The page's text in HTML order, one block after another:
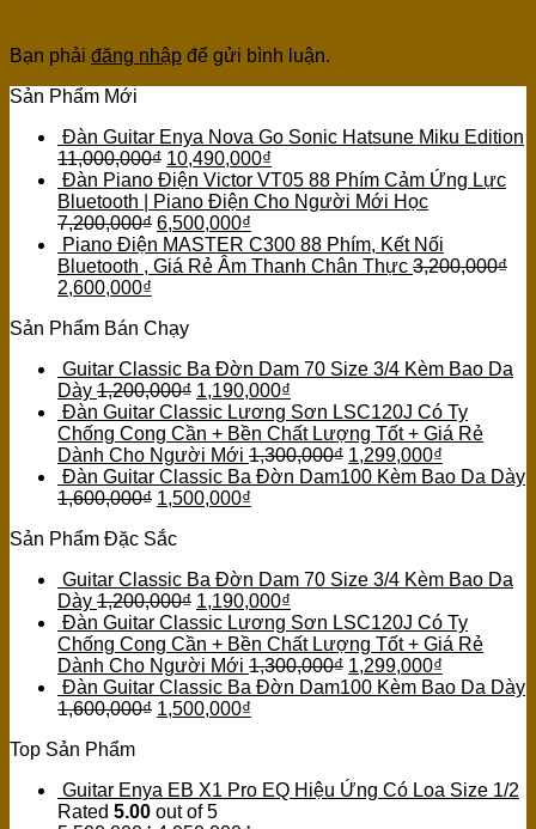
Bạn phải đăng nhập để gửi bình luận.
Sản Phẩm Mới
Đàn Guitar Enya Nova Go Sonic Hatsune Miku Edition
11,000,000₫ 10,490,000₫
Đàn Piano Điện Victor VT05 88 Phím Cảm Ứng Lực
Bluetooth | Piano Điện Cho Người Mới Học
7,200,000₫ 6,500,000₫
Piano Điện MASTER C300 88 Phím, Kết Nối
Bluetooth , Giá Rẻ Âm Thanh Chân Thực 3,200,000₫
2,600,000₫
Sản Phẩm Bán Chạy
Guitar Classic Ba Đờn Dam 70 Size 3/4 Kèm Bao Da
Dày 1,200,000₫ 1,190,000₫
Đàn Guitar Classic Lương Sơn LSC120J Có Ty
Chống Cong Cần + Bền Chất Lượng Tốt + Giá Rẻ
Dành Cho Người Mới 1,300,000₫ 1,299,000₫
Đàn Guitar Classic Ba Đờn Dam100 Kèm Bao Da Dày
1,600,000₫ 1,500,000₫
Sản Phẩm Đặc Sắc
Guitar Classic Ba Đờn Dam 70 Size 3/4 Kèm Bao Da
Dày 1,200,000₫ 1,190,000₫
Đàn Guitar Classic Lương Sơn LSC120J Có Ty
Chống Cong Cần + Bền Chất Lượng Tốt + Giá Rẻ
Dành Cho Người Mới 1,300,000₫ 1,299,000₫
Đàn Guitar Classic Ba Đờn Dam100 Kèm Bao Da Dày
1,600,000₫ 1,500,000₫
Top Sản Phẩm
Guitar Enya EB X1 Pro EQ Hiệu Ứng Có Loa Size 1/2
Rated 5.00 out of 5